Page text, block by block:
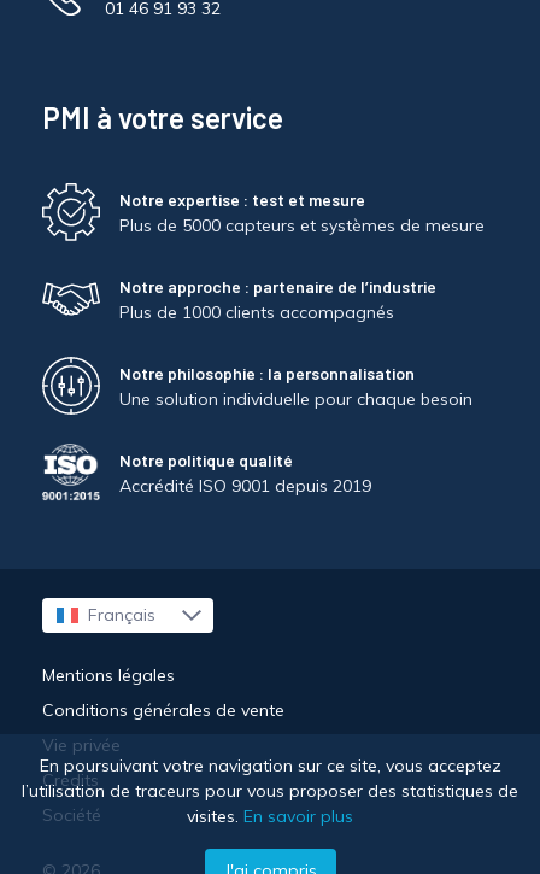
01 46 91 93 32
PMI à votre service
Notre expertise : test et mesure
Plus de 5000 capteurs et systèmes de mesure
Notre approche : partenaire de l’industrie
Plus de 1000 clients accompagnés
Notre philosophie : la personnalisation
Une solution individuelle pour chaque besoin
Notre politique qualité
Accrédité ISO 9001 depuis 2019
Français
English
Mentions légales
Conditions générales de vente
Vie privée
Crédits
Société
En poursuivant votre navigation sur ce site, vous acceptez
l’utilisation de traceurs pour vous proposer des statistiques de
visites. En savoir plus